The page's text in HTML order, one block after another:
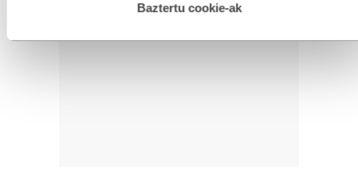
esplizitua ematen diguzu.Gehiago irakurri
Baztertu cookie-ak